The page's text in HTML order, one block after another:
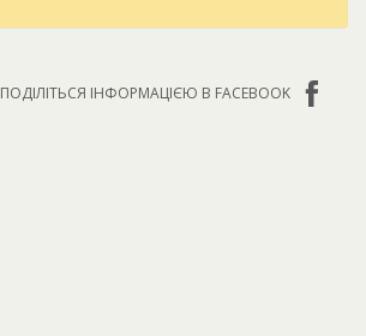
ПОДІЛІТЬСЯ ІНФОРМАЦІЄЮ В FACEBOOK